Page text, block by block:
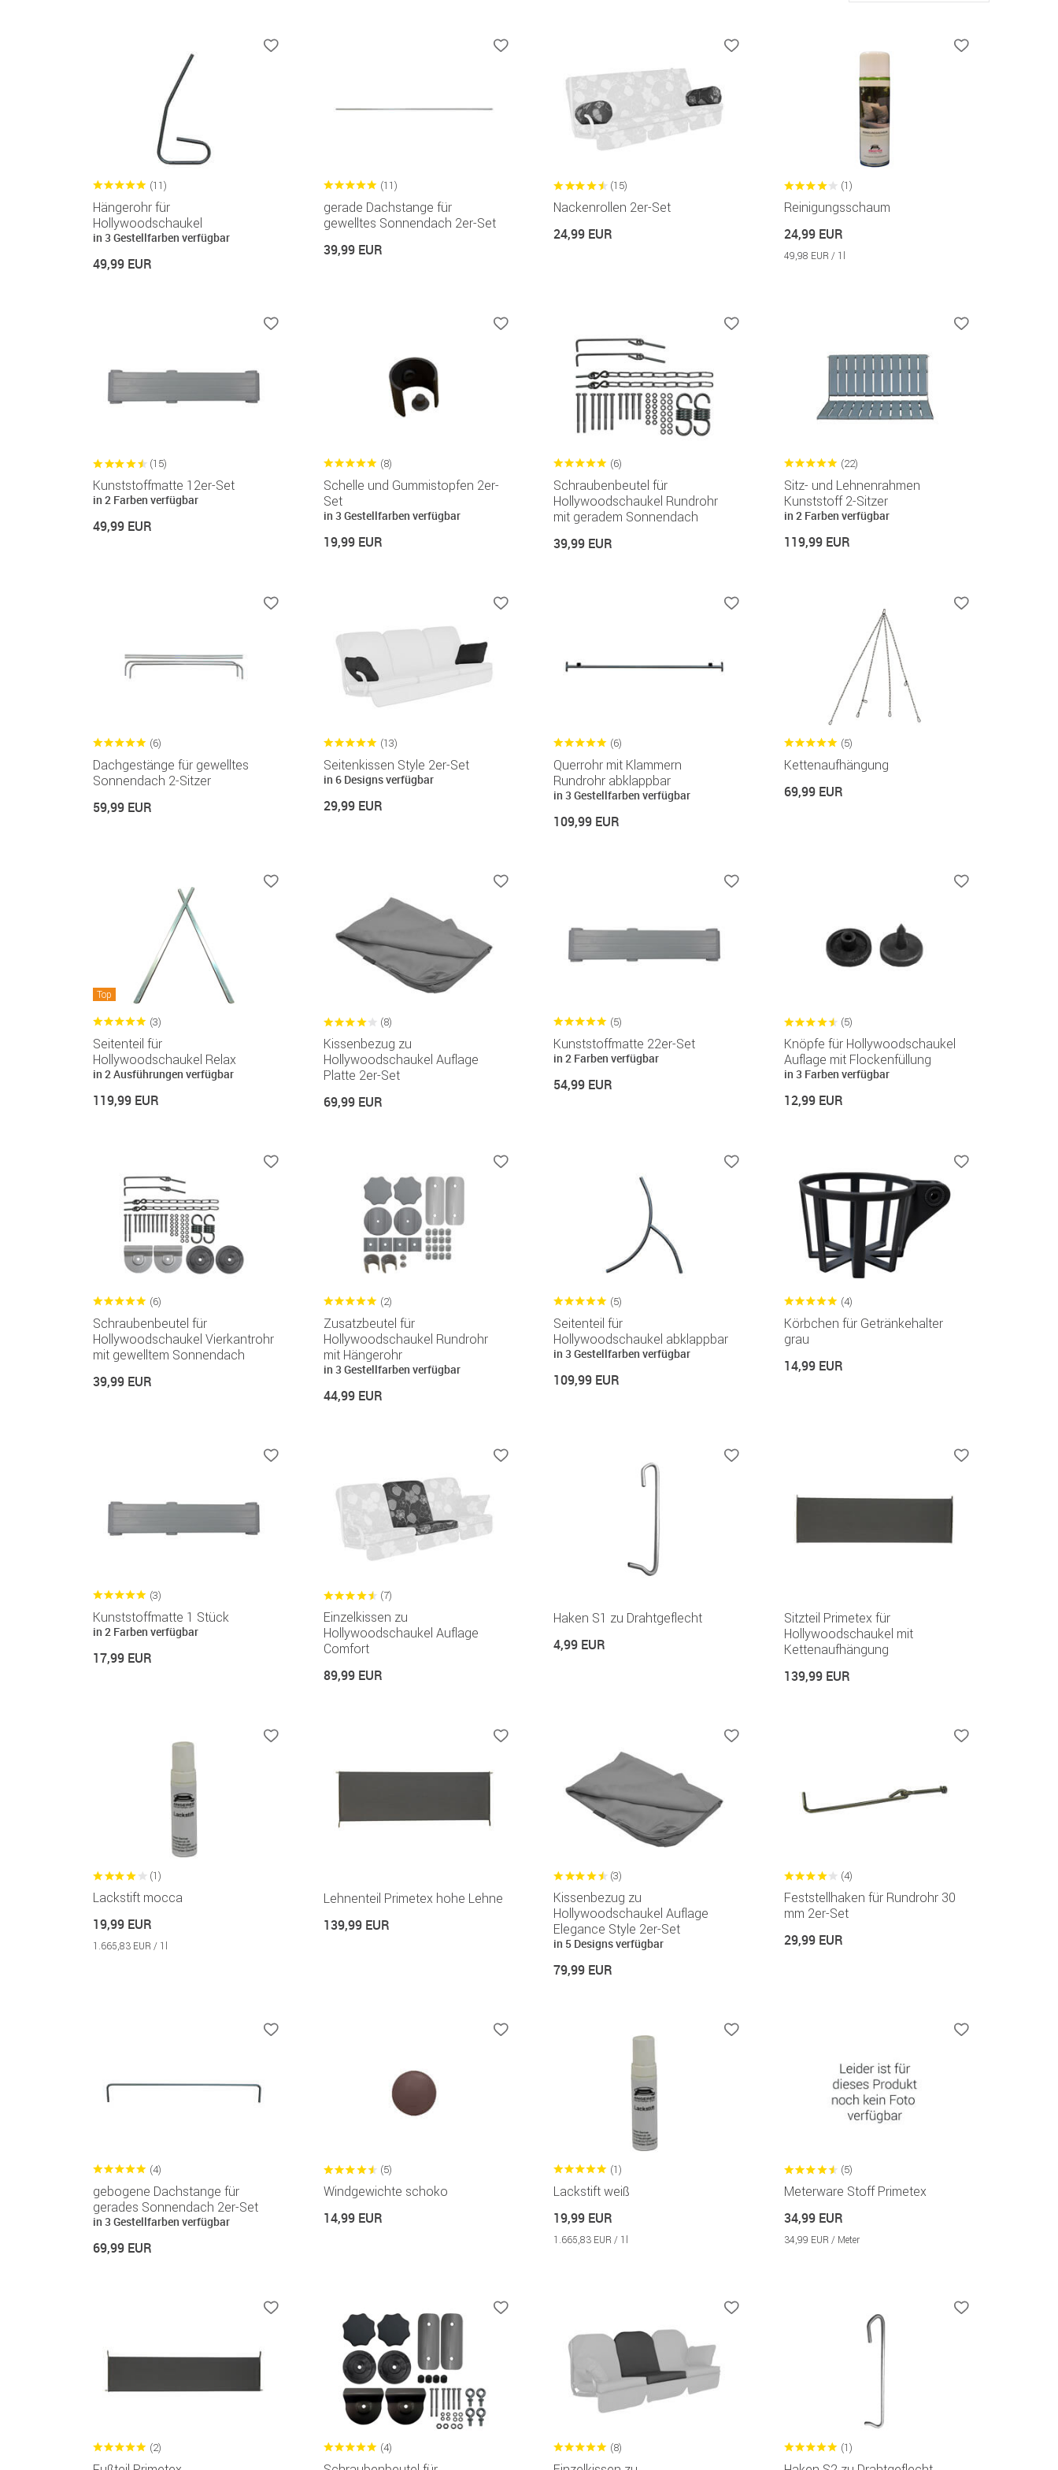
(11)
Hängerohr für
Hollywoodschaukel
in 3 Gestellfarben verfügbar
49,99 EUR
(11)
gerade Dachstange für
gewelltes Sonnendach 2er-Set
39,99 EUR
(15)
Nackenrollen 2er-Set
24,99 EUR
(1)
Reinigungsschaum
24,99 EUR
49,98 EUR / 1l
(15)
Kunststoffmatte 12er-Set
in 2 Farben verfügbar
49,99 EUR
(8)
Schelle und Gummistopfen 2er-
Set
in 3 Gestellfarben verfügbar
19,99 EUR
(6)
Schraubenbeutel für
Hollywoodschaukel Rundrohr
mit geradem Sonnendach
39,99 EUR
(22)
Sitz- und Lehnenrahmen
Kunststoff 2-Sitzer
in 2 Farben verfügbar
119,99 EUR
(6)
Dachgestänge für gewelltes
Sonnendach 2-Sitzer
59,99 EUR
(13)
Seitenkissen Style 2er-Set
in 6 Designs verfügbar
29,99 EUR
(6)
Querrohr mit Klammern
Rundrohr abklappbar
in 3 Gestellfarben verfügbar
109,99 EUR
(5)
Kettenaufhängung
69,99 EUR
Top
(3)
Seitenteil für
Hollywoodschaukel Relax
in 2 Ausführungen verfügbar
119,99 EUR
(8)
Kissenbezug zu
Hollywoodschaukel Auflage
Platte 2er-Set
69,99 EUR
(5)
Kunststoffmatte 22er-Set
in 2 Farben verfügbar
54,99 EUR
(5)
Knöpfe für Hollywoodschaukel
Auflage mit Flockenfüllung
in 3 Farben verfügbar
12,99 EUR
(6)
Schraubenbeutel für
Hollywoodschaukel Vierkantrohr
mit gewelltem Sonnendach
39,99 EUR
(2)
Zusatzbeutel für
Hollywoodschaukel Rundrohr
mit Hängerohr
in 3 Gestellfarben verfügbar
44,99 EUR
(5)
Seitenteil für
Hollywoodschaukel abklappbar
in 3 Gestellfarben verfügbar
109,99 EUR
(4)
Körbchen für Getränkehalter
grau
14,99 EUR
(3)
Kunststoffmatte 1 Stück
in 2 Farben verfügbar
17,99 EUR
(7)
Einzelkissen zu
Hollywoodschaukel Auflage
Comfort
89,99 EUR
Haken S1 zu Drahtgeflecht
4,99 EUR
Sitzteil Primetex für
Hollywoodschaukel mit
Kettenaufhängung
139,99 EUR
(1)
Lackstift mocca
19,99 EUR
1.665,83 EUR / 1l
Lehnenteil Primetex hohe Lehne
139,99 EUR
(3)
Kissenbezug zu
Hollywoodschaukel Auflage
Elegance Style 2er-Set
in 5 Designs verfügbar
79,99 EUR
(4)
Feststellhaken für Rundrohr 30
mm 2er-Set
29,99 EUR
(4)
gebogene Dachstange für
gerades Sonnendach 2er-Set
in 3 Gestellfarben verfügbar
69,99 EUR
(5)
Windgewichte schoko
14,99 EUR
(1)
Lackstift weiß
19,99 EUR
1.665,83 EUR / 1l
(5)
Meterware Stoff Primetex
34,99 EUR
34,99 EUR / Meter
(2) (4) (8) (1)